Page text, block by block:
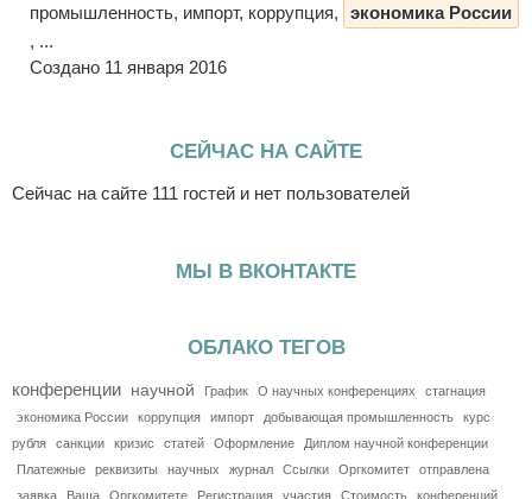
промышленность, импорт, коррупция,
экономика России
, ...
Создано 11 января 2016
СЕЙЧАС НА САЙТЕ
Сейчас на сайте 111 гостей и нет пользователей
МЫ В ВКОНТАКТЕ
ОБЛАКО ТЕГОВ
конференции научной График О научных конференциях
стагнация
экономика России
коррупция импорт добывающая промышленность
курс
рубля
санкции кризис статей Оформление
Диплом научной конференции
Платежные
реквизиты научных журнал Ссылки Оргкомитет
отправлена
заявка
Ваша Оргкомитете Регистрация участия Стоимость
конференций